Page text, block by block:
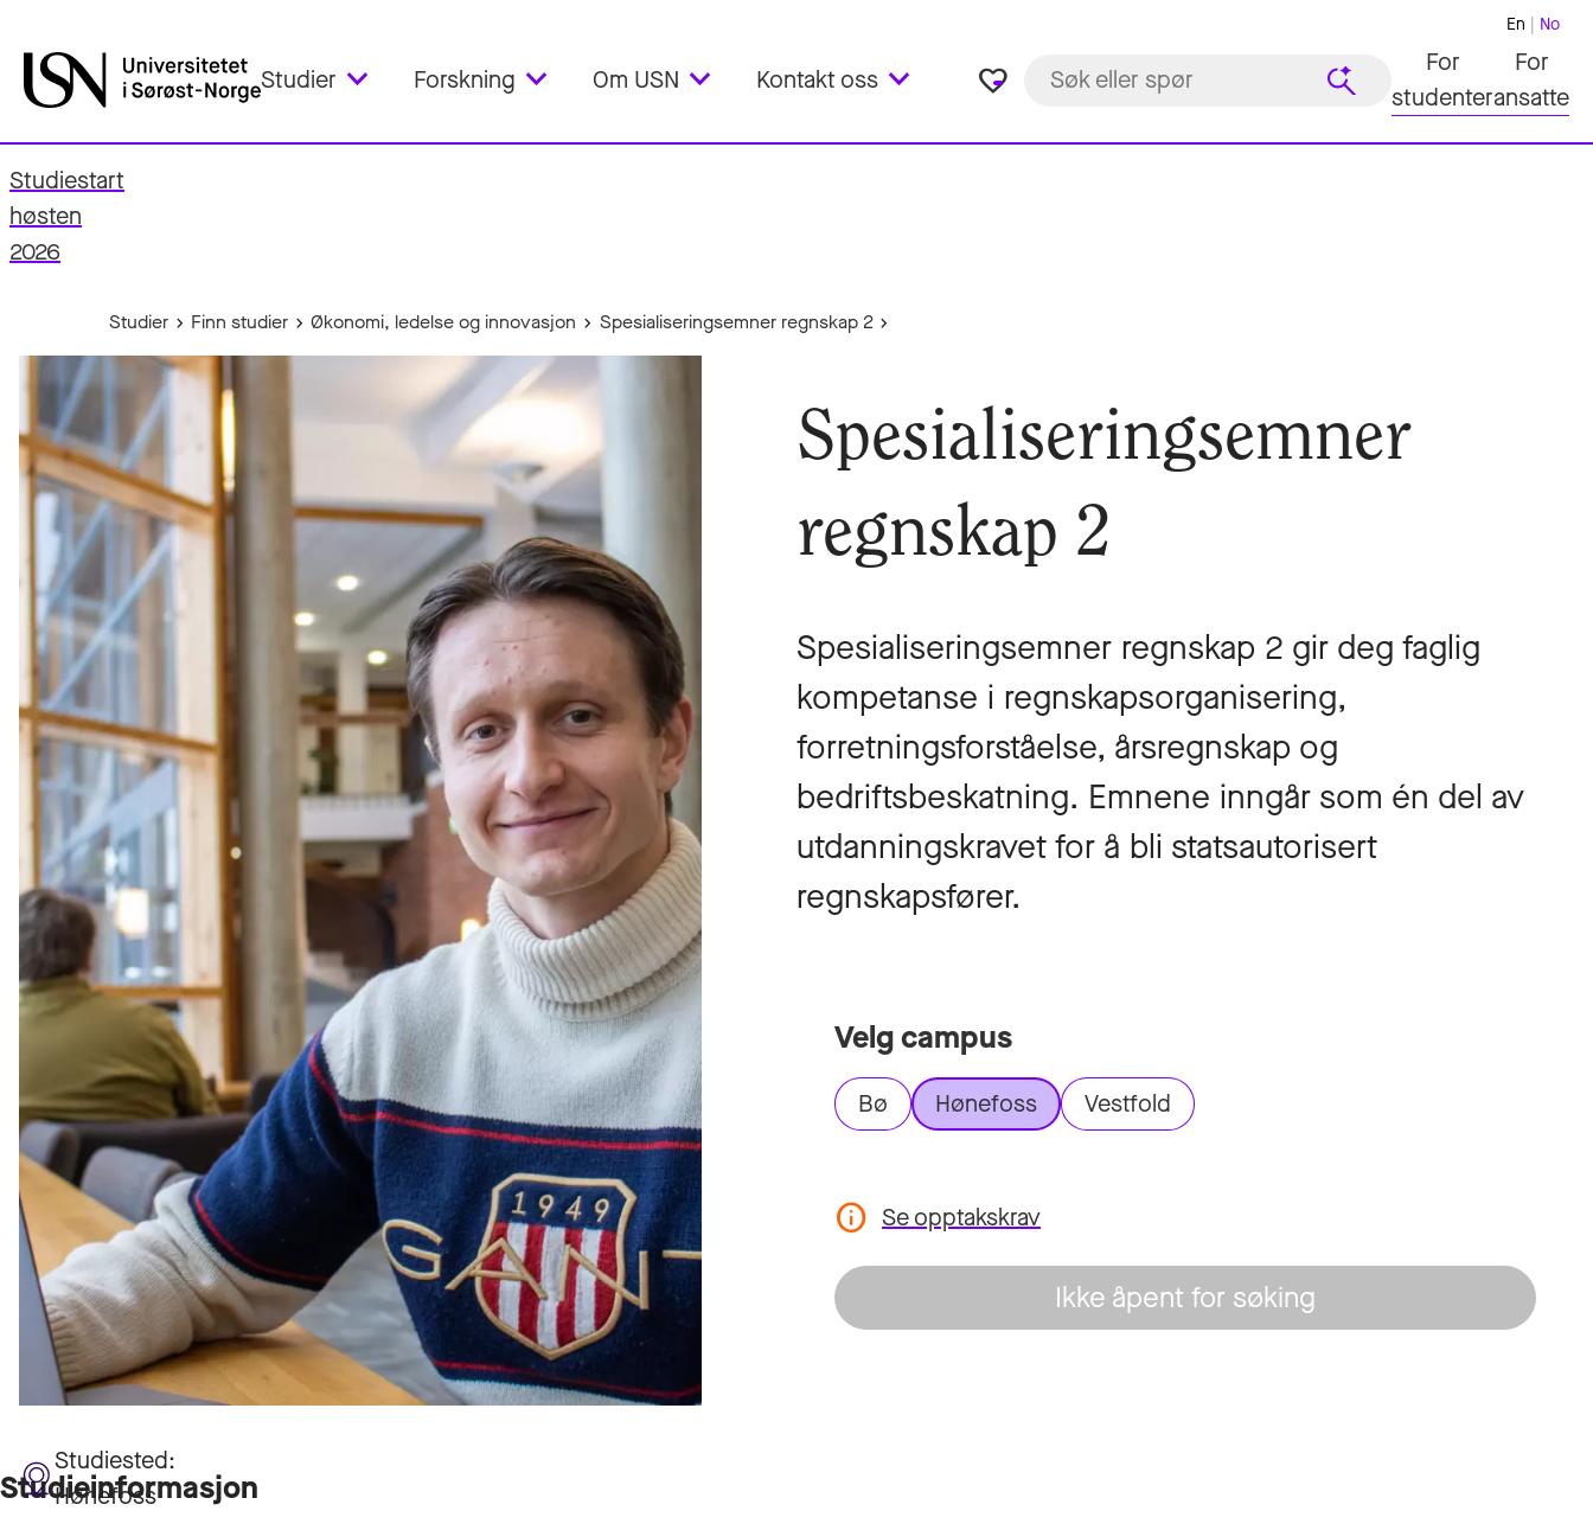
Studier Forskning Om USN Kontakt oss favorite_border
En No
For
studenter
For
ansatte
Studiestart
høsten
2026
Studier Finn studier Økonomi, ledelse og innovasjon Spesialiseringsemner regnskap 2
Spesialiseringsemner
regnskap 2
Spesialiseringsemner regnskap 2 gir deg faglig
kompetanse i regnskapsorganisering,
forretningsforståelse, årsregnskap og
bedriftsbeskatning. Emnene inngår som én del av
utdanningskravet for å bli statsautorisert
regnskapsfører.
Velg campus
Bø Hønefoss Vestfold
Se opptakskrav
Ikke åpent for søking
Studieinformasjon
Studiested:
Hønefoss